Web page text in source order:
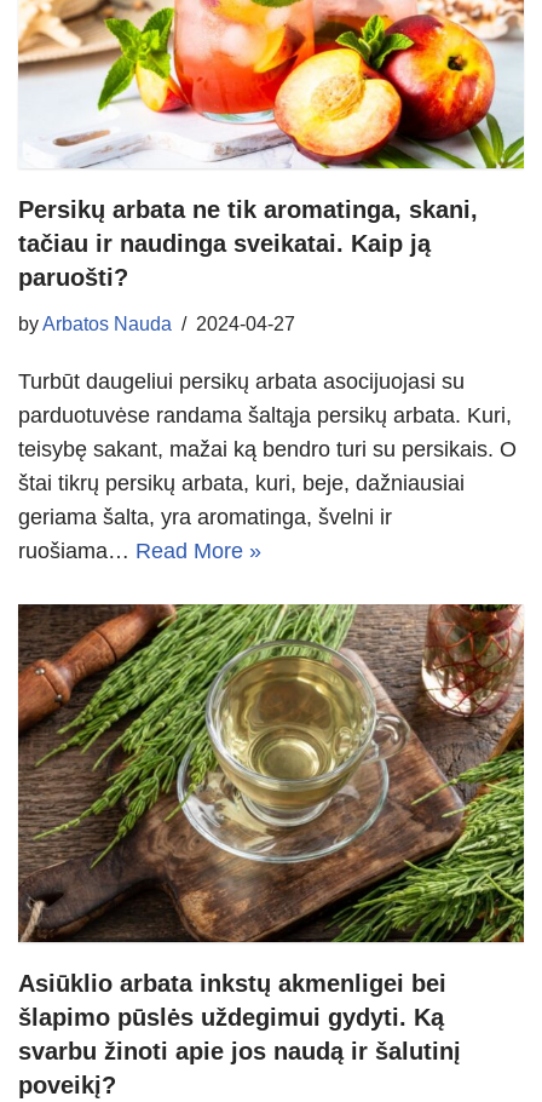
Persikų arbata ne tik aromatinga, skani,
tačiau ir naudinga sveikatai. Kaip ją
paruošti?
byArbatos Nauda 2024-04-27
Turbūt daugeliui persikų arbata asocijuojasi su
parduotuvėse randama šaltąja persikų arbata. Kuri,
teisybę sakant, mažai ką bendro turi su persikais. O
štai tikrų persikų arbata, kuri, beje, dažniausiai
geriama šalta, yra aromatinga, švelni ir
ruošiama… Read More »
Asiūklio arbata inkstų akmenligei bei
šlapimo pūslės uždegimui gydyti. Ką
svarbu žinoti apie jos naudą ir šalutinį
poveikį?